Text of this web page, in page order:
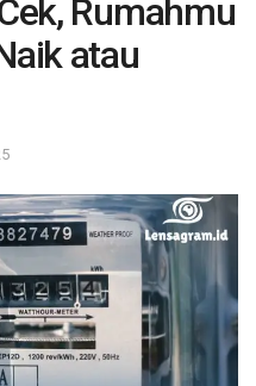
Rumahmu
atau